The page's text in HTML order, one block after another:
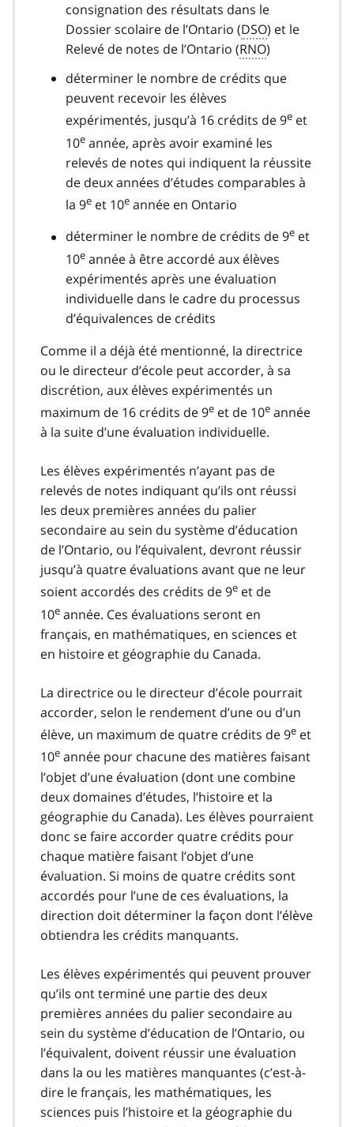
consignation des résultats dans le
Dossier scolaire de l’Ontario (DSO) et le
Relevé de notes de l’Ontario (RNO)
déterminer le nombre de crédits que
peuvent recevoir les élèves
expérimentés, jusqu’à 16 crédits de 9e et
10e année, après avoir examiné les
relevés de notes qui indiquent la réussite
de deux années d’études comparables à
la 9e et 10e année en Ontario
déterminer le nombre de crédits de 9e et
10e année à être accordé aux élèves
expérimentés après une évaluation
individuelle dans le cadre du processus
d’équivalences de crédits
Comme il a déjà été mentionné, la directrice
ou le directeur d’école peut accorder, à sa
discrétion, aux élèves expérimentés un
maximum de 16 crédits de 9e et de 10e année
à la suite d’une évaluation individuelle.
Les élèves expérimentés n’ayant pas de
relevés de notes indiquant qu’ils ont réussi
les deux premières années du palier
secondaire au sein du système d’éducation
de l’Ontario, ou l’équivalent, devront réussir
jusqu’à quatre évaluations avant que ne leur
soient accordés des crédits de 9e et de
10e année. Ces évaluations seront en
français, en mathématiques, en sciences et
en histoire et géographie du Canada.
La directrice ou le directeur d’école pourrait
accorder, selon le rendement d’une ou d’un
élève, un maximum de quatre crédits de 9e et
10e année pour chacune des matières faisant
l’objet d’une évaluation (dont une combine
deux domaines d’études, l’histoire et la
géographie du Canada). Les élèves pourraient
donc se faire accorder quatre crédits pour
chaque matière faisant l’objet d’une
évaluation. Si moins de quatre crédits sont
accordés pour l’une de ces évaluations, la
direction doit déterminer la façon dont l’élève
obtiendra les crédits manquants.
Les élèves expérimentés qui peuvent prouver
qu’ils ont terminé une partie des deux
premières années du palier secondaire au
sein du système d’éducation de l’Ontario, ou
l’équivalent, doivent réussir une évaluation
dans la ou les matières manquantes (c’est-à-
dire le français, les mathématiques, les
sciences puis l’histoire et la géographie du